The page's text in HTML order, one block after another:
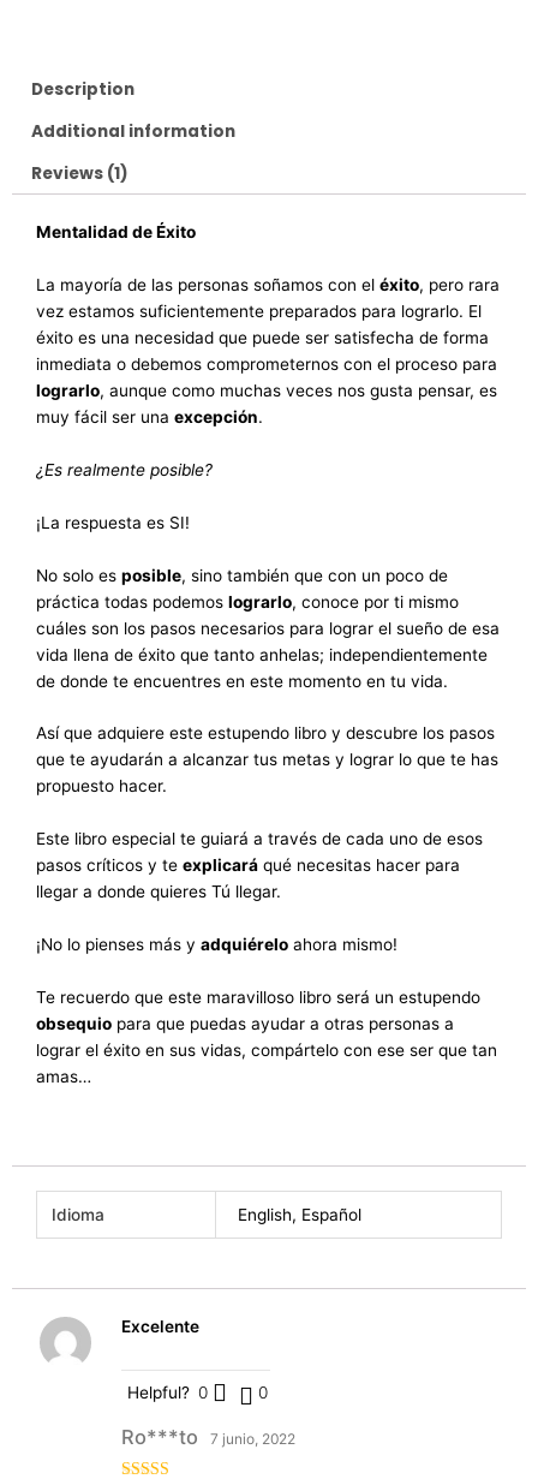
Description
Additional information
Reviews (1)
Mentalidad de Éxito
La mayoría de las personas soñamos con el éxito, pero rara
vez estamos suficientemente preparados para lograrlo. El
éxito es una necesidad que puede ser satisfecha de forma
inmediata o debemos comprometernos con el proceso para
lograrlo, aunque como muchas veces nos gusta pensar, es
muy fácil ser una excepción.
¿Es realmente posible?
¡La respuesta es SI!
No solo es posible, sino también que con un poco de
práctica todas podemos lograrlo, conoce por ti mismo
cuáles son los pasos necesarios para lograr el sueño de esa
vida llena de éxito que tanto anhelas; independientemente
de donde te encuentres en este momento en tu vida.
Así que adquiere este estupendo libro y descubre los pasos
que te ayudarán a alcanzar tus metas y lograr lo que te has
propuesto hacer.
Este libro especial te guiará a través de cada uno de esos
pasos críticos y te explicará qué necesitas hacer para
llegar a donde quieres Tú llegar.
¡No lo pienses más y adquiérelo ahora mismo!
Te recuerdo que este maravilloso libro será un estupendo
obsequio para que puedas ayudar a otras personas a
lograr el éxito en sus vidas, compártelo con ese ser que tan
amas…
Idioma English, Español
Ro***to 7 junio, 2022
Excelente
Helpful? 0 0